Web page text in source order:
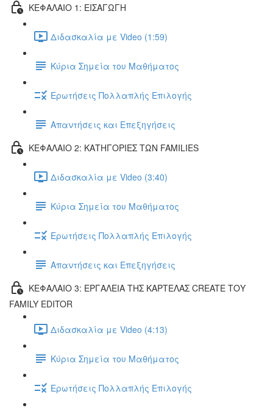
ΚΕΦΑΛΑΙΟ 1: ΕΙΣΑΓΩΓΗ
Διδασκαλία με Video (1:59)
Κύρια Σημεία του Μαθήματος
Ερωτήσεις Πολλαπλής Επιλογής
Απαντήσεις και Επεξηγήσεις
ΚΕΦΑΛΑΙΟ 2: ΚΑΤΗΓΟΡΙΕΣ ΤΩΝ FAMILIES
Διδασκαλία με Video (3:40)
Κύρια Σημεία του Μαθήματος
Ερωτήσεις Πολλαπλής Επιλογής
Απαντήσεις και Επεξηγήσεις
ΚΕΦΑΛΑΙΟ 3: ΕΡΓΑΛΕΙΑ ΤΗΣ ΚΑΡΤΕΛΑΣ CREATE ΤΟΥ
FAMILY EDITOR
Διδασκαλία με Video (4:13)
Κύρια Σημεία του Μαθήματος
Ερωτήσεις Πολλαπλής Επιλογής